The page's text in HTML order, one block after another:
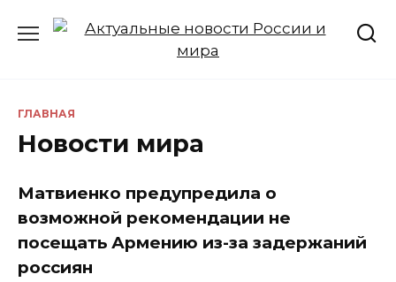
ГЛАВНАЯ
Новости мира
Матвиенко предупредила о
возможной рекомендации не
посещать Армению из-за задержаний
россиян